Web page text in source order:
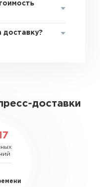
доставку?
доставки